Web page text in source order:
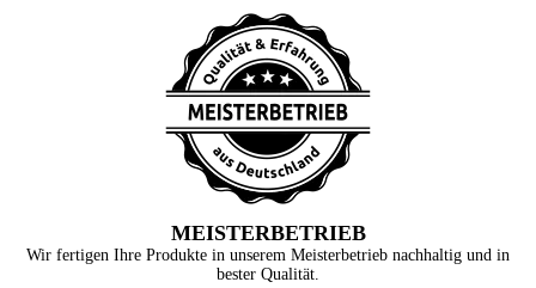
MEISTERBETRIEB
Wir fertigen Ihre Produkte in unserem Meisterbetrieb nachhaltig und in
bester Qualität.